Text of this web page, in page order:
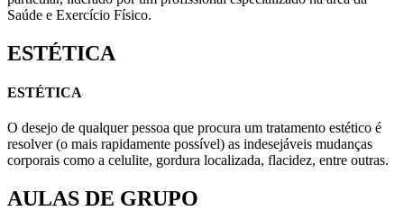
Saúde e Exercício Físico.
ESTÉTICA
ESTÉTICA
O desejo de qualquer pessoa que procura um tratamento estético é
resolver (o mais rapidamente possível) as indesejáveis mudanças
corporais como a celulite, gordura localizada, flacidez, entre outras.
AULAS DE GRUPO